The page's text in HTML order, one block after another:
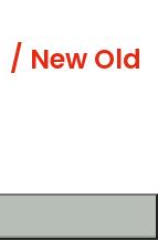
/ New Old